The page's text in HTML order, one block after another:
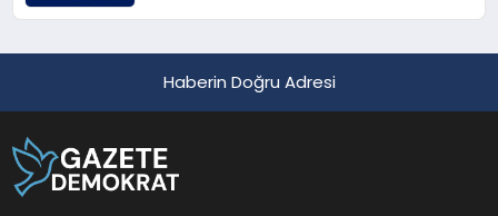
Haberin Doğru Adresi